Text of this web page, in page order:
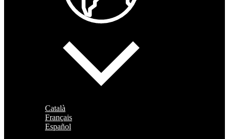
Català
Français
Español